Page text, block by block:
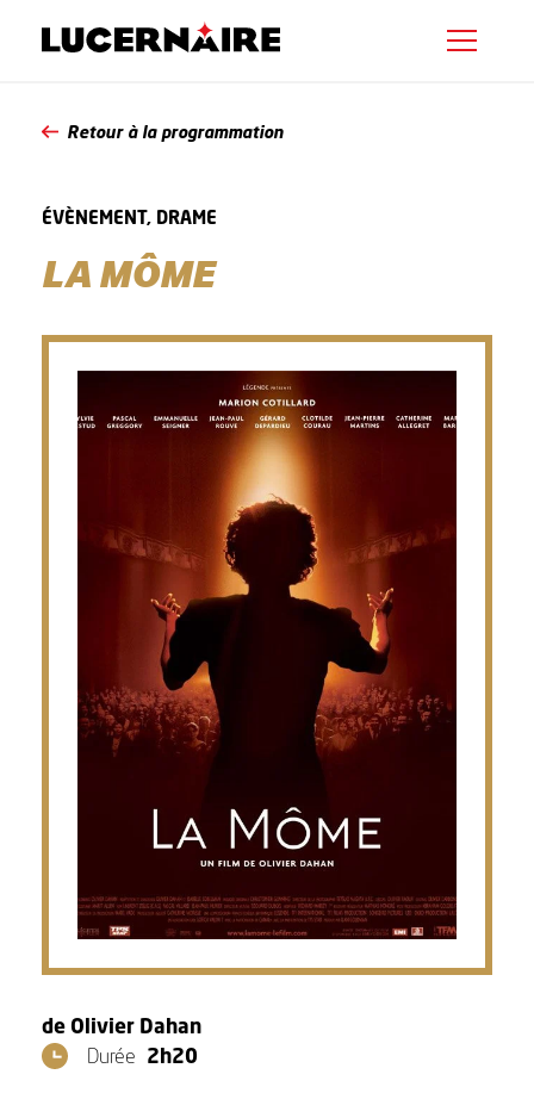
Retour à la programmation
ÉVÈNEMENT, DRAME
LA MÔME
de Olivier Dahan
Durée 2h20